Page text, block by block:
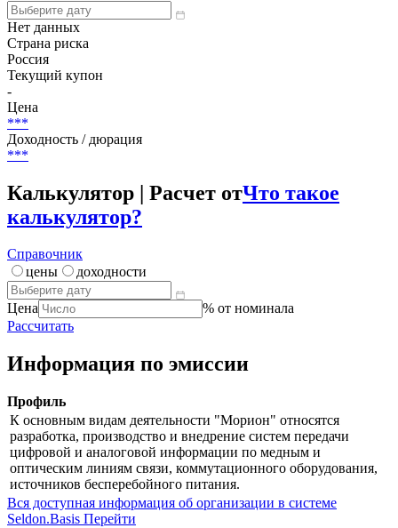
Нет данных
Страна риска
Россия
Текущий купон
-
Цена
***
Доходность / дюрация
***
Калькулятор | Расчет отЧто такое
калькулятор?
Справочник
цены
доходности
Цена
% от номинала
Рассчитать
Информация по эмиссии
Профиль
К основным видам деятельности "Морион" относятся
разработка, производство и внедрение систем передачи
цифровой и аналоговой информации по медным и
оптическим линиям связи, коммутационного оборудования,
источников бесперебойного питания.
Вся доступная информация об организации в системе
Seldon.Basis Перейти